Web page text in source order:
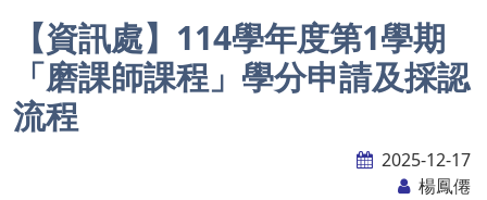
【資訊處】114學年度第1學期
「磨課師課程」學分申請及採認
流程
2025-12-17
楊鳳僊